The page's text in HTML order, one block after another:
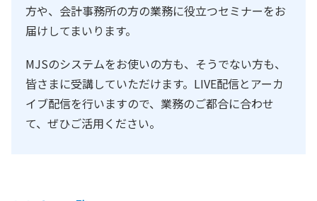
方や、会計事務所の方の業務に役立つセミナーをお
届けしてまいります。
MJSのシステムをお使いの方も、そうでない方も、
皆さまに受講していただけます。LIVE配信とアーカ
イブ配信を行いますので、業務のご都合に合わせ
て、ぜひご活用ください。